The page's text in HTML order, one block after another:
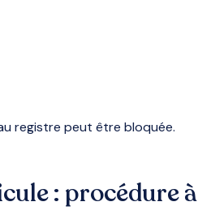
registre peut être bloquée.
: procédure à